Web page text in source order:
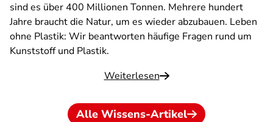
sind es über 400 Millionen Tonnen. Mehrere hundert
Jahre braucht die Natur, um es wieder abzubauen. Leben
ohne Plastik: Wir beantworten häufige Fragen rund um
Kunststoff und Plastik.
Weiterlesen
Alle Wissens-Artikel